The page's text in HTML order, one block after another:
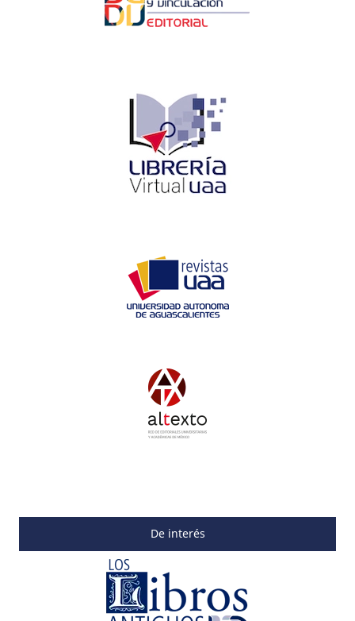
De interés